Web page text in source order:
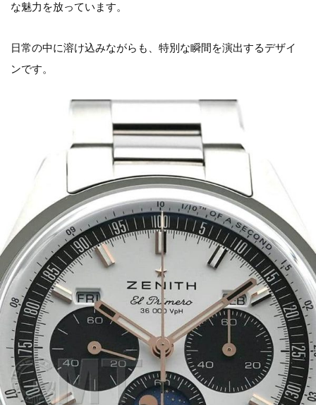
な魅力を放っています。
日常の中に溶け込みながらも、特別な瞬間を演出するデザイ
ンです。